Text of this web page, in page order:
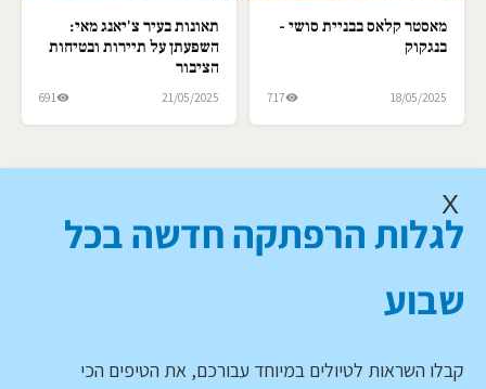
מאסטר קלאס בבניית סושי -
בנגקוק
18/05/2025
717
תאונות בעיר צ'יאנג מאי:
השפעתן על תיירות ובטיחות
הציבור
21/05/2025
691
X
לגלות הרפתקה חדשה בכל
שבוע
קבלו השראות לטיולים במיוחד עבורכם, את הטיפים הכי